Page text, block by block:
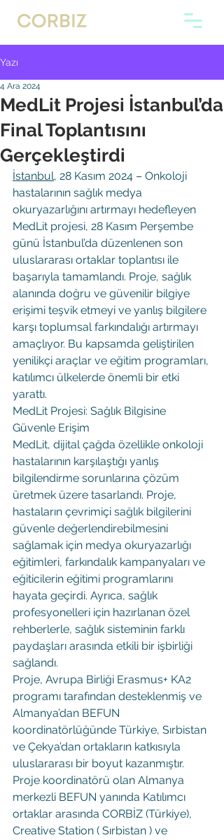
Yazı
MedLit Projesi İstanbul’da
Final Toplantısını
Gerçekleştirdi
4 Ara 2024
İstanbul, 28 Kasım 2024 – Onkoloji
hastalarının sağlık medya
okuryazarlığını artırmayı hedefleyen
MedLit projesi, 28 Kasım Perşembe
günü İstanbul’da düzenlenen son
uluslararası ortaklar toplantısı ile
başarıyla tamamlandı. Proje, sağlık
alanında doğru ve güvenilir bilgiye
erişimi teşvik etmeyi ve yanlış bilgilere
karşı toplumsal farkındalığı artırmayı
amaçlıyor. Bu kapsamda geliştirilen
yenilikçi araçlar ve eğitim programları,
katılımcı ülkelerde önemli bir etki
yarattı.
MedLit Projesi: Sağlık Bilgisine
Güvenle Erişim
MedLit, dijital çağda özellikle onkoloji
hastalarının karşılaştığı yanlış
bilgilendirme sorunlarına çözüm
üretmek üzere tasarlandı. Proje,
hastaların çevrimiçi sağlık bilgilerini
güvenle değerlendirebilmesini
sağlamak için medya okuryazarlığı
eğitimleri, farkındalık kampanyaları ve
eğiticilerin eğitimi programlarını
hayata geçirdi. Ayrıca, sağlık
profesyonelleri için hazırlanan özel
rehberlerle, sağlık sisteminin farklı
paydaşları arasında etkili bir işbirliği
sağlandı.
Proje, Avrupa Birliği Erasmus+ KA2
programı tarafından desteklenmiş ve
Almanya’dan BEFUN
koordinatörlüğünde Türkiye, Sırbistan
ve Çekya’dan ortakların katkısıyla
uluslararası bir boyut kazanmıştır.
Proje koordinatörü olan Almanya
merkezli BEFUN yanında Katılımcı
ortaklar arasında CORBİZ (Türkiye),
Creative Station ( Sırbistan ) ve